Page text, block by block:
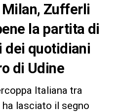
Zufferli
la partita di
dei quotidiani
di Udine
Italiana tra
lasciato il segno